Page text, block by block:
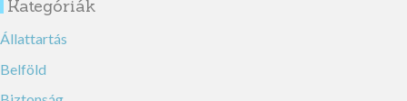
Kategóriák
Állattartás
Belföld